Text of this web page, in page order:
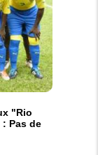
"Rio
: Pas de